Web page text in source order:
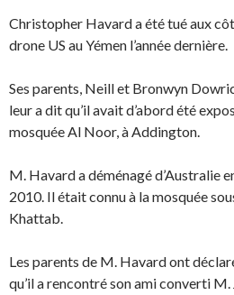
Christopher Havard a été tué aux
drone US au Yémen l’année dernière.
Ses parents, Neill et Bronwyn
leur a dit qu’il avait d’abord été
mosquée Al Noor, à Addington.
M. Havard a déménagé d’Australie
2010. Il était connu à la mosquée
Khattab.
Les parents de M. Havard ont
qu’il a rencontré son ami converti